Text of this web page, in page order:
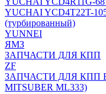
YUCHAI YCD4T22T-
(турбированный)
YUNNEI
ЯМЗ
ЗАПЧАСТИ ДЛЯ КПП
ZF
ЗАПЧАСТИ ДЛЯ КПП
MITSUBER ML333)